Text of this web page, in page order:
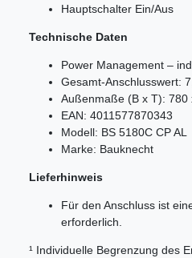
Hauptschalter Ein/Aus
Technische Daten
Power Management –
Gesamt-Anschlusswert:
Außenmaße (B x T): 780
EAN: 4011577870343
Modell: BS 5180C CP AL
Marke: Bauknecht
Lieferhinweis
Für den Anschluss ist
erforderlich.
¹ Individuelle Begrenzung des